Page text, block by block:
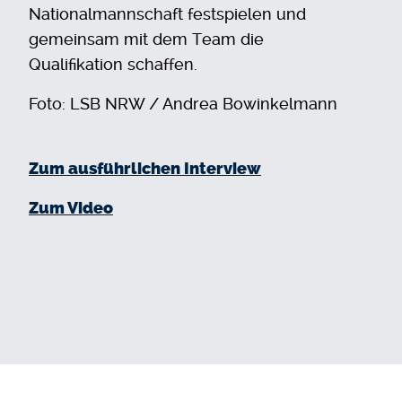
Nationalmannschaft festspielen und
gemeinsam mit dem Team die
Qualifikation schaffen.
Foto: LSB NRW / Andrea Bowinkelmann
Zum ausführlichen Interview
Zum Video